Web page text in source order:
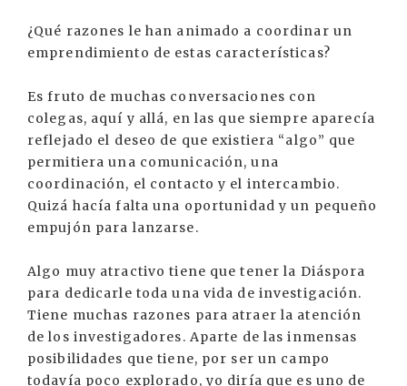
¿Qué razones le han animado a coordinar un
emprendimiento de estas características?
Es fruto de muchas conversaciones con
colegas, aquí y allá, en las que siempre aparecía
reflejado el deseo de que existiera “algo” que
permitiera una comunicación, una
coordinación, el contacto y el intercambio.
Quizá hacía falta una oportunidad y un pequeño
empujón para lanzarse.
Algo muy atractivo tiene que tener la Diáspora
para dedicarle toda una vida de investigación.
Tiene muchas razones para atraer la atención
de los investigadores. Aparte de las inmensas
posibilidades que tiene, por ser un campo
todavía poco explorado, yo diría que es uno de